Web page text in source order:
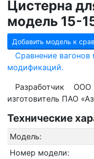
Цистерна
модель 15-
Добавить модель к
Сравнение
модификаций.
Разработчик
изготовитель ПАО
Технические
Модель:
Номер модели: